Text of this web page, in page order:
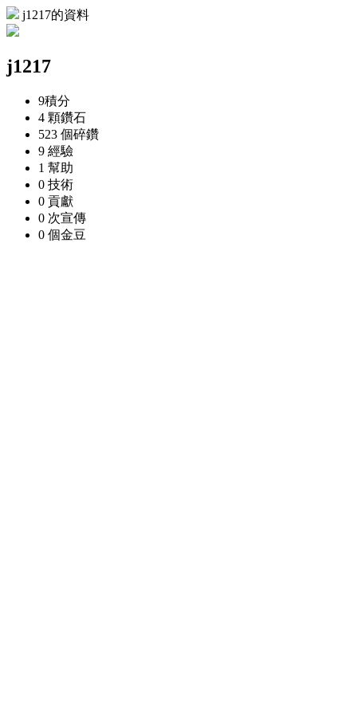
j1217的資料
j1217
9積分
4 顆鑽石
523 個碎鑽
9 經驗
1 幫助
0 技術
0 貢獻
0 次宣傳
0 個金豆